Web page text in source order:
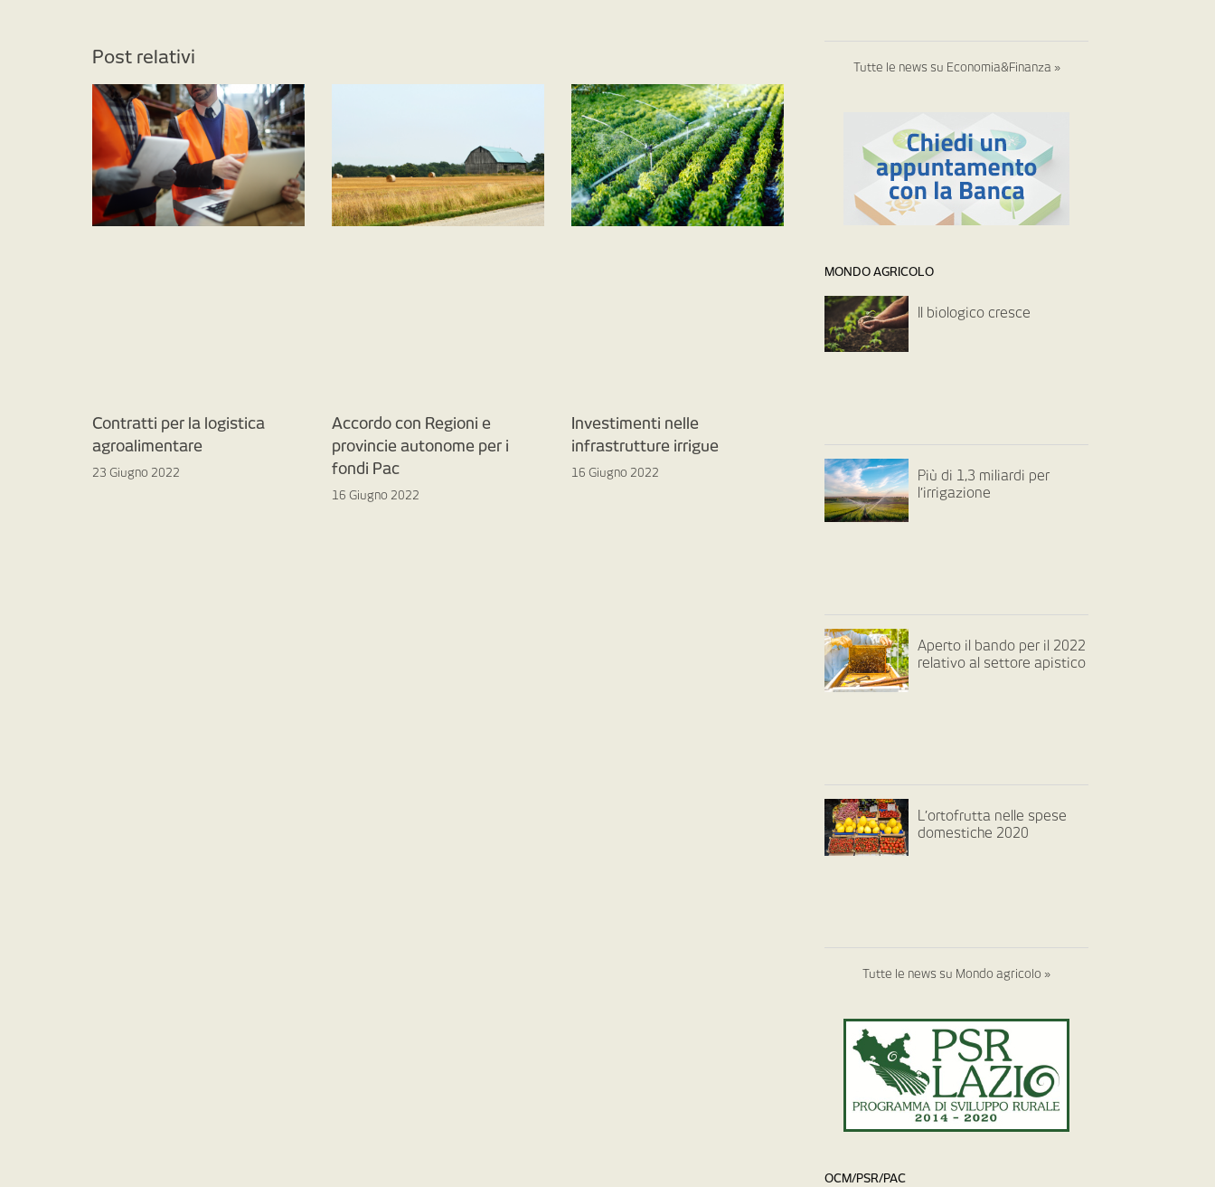
Post relativi
Contratti per la logistica
agroalimentare
23 Giugno 2022
Accordo con Regioni e
provincie autonome per i
fondi Pac
16 Giugno 2022
Investimenti nelle
infrastrutture irrigue
16 Giugno 2022
Tutte le news su Economia&Finanza »
MONDO AGRICOLO
Il biologico cresce
Più di 1,3 miliardi per
l’irrigazione
Aperto il bando per il 2022
relativo al settore apistico
L’ortofrutta nelle spese
domestiche 2020
Tutte le news su Mondo agricolo »
OCM/PSR/PAC